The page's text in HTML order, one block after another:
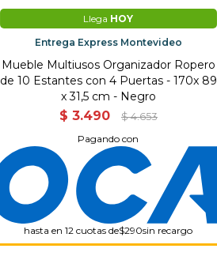
Llega HOY
Entrega Express Montevideo
Mueble Multiusos Organizador Ropero
de 10 Estantes con 4 Puertas - 170x 89
x 31,5 cm - Negro
$ 3.490 $ 4.653
Pagando con
hasta en 12 cuotas de$290sin recargo